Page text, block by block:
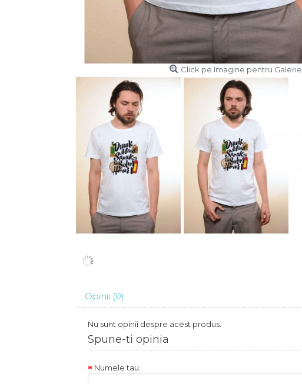
Click pe Imagine pentru Galerie
Opinii (0)
Nu sunt opinii despre acest produs.
Spune-ti opinia
Numele tau: